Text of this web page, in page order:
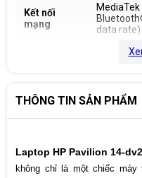
Kết nối
mạng
data rate)
Pin 3-cell, 43
Màu sắc Warm
THÔNG TIN SẢN PHẨM
Laptop HP Pavilion 14-
không chỉ là một chiếc